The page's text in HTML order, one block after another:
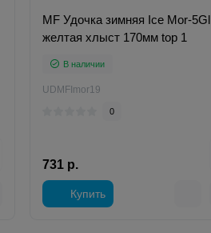
MF Удочка зимняя Ice Mor-5Gl
желтая хлыст 170мм top 1
В наличии
UDMFImor19
0
731 р.
Купить